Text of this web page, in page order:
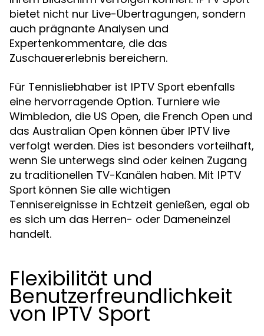
bietet nicht nur Live-Übertragungen, sondern
auch prägnante Analysen und
Expertenkommentare, die das
Zuschauererlebnis bereichern.
Für Tennisliebhaber ist IPTV Sport ebenfalls
eine hervorragende Option. Turniere wie
Wimbledon, die US Open, die French Open und
das Australian Open können über IPTV live
verfolgt werden. Dies ist besonders vorteilhaft,
wenn Sie unterwegs sind oder keinen Zugang
zu traditionellen TV-Kanälen haben. Mit IPTV
Sport können Sie alle wichtigen
Tennisereignisse in Echtzeit genießen, egal ob
es sich um das Herren- oder Dameneinzel
handelt.
Flexibilität und
Benutzerfreundlichkeit
von IPTV Sport